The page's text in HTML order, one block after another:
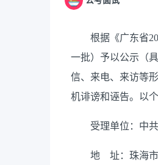
根据《广东省
一批）予以公示（
信、来电、来访等
机诽谤和诬告。以
受理单位：中共
地 址：珠海市人